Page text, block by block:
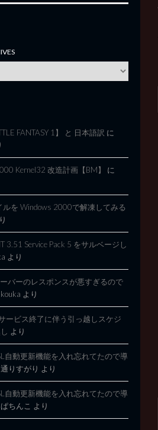
FANTASY 1】 と 日本語訳 に
Kernel32 改造計画【BM】
に
ルを Windows 2000で解凍してみる
3.51 Service Pack 5 をサルベージし
より
バーのレスポンスが悪すぎるので
kouka より
ービス終了に伴う引っ越しスケジ
より
自動更新機能を入れ忘れてたので導
通りすがり より
自動更新機能を入れ忘れてたので導
ぱちんこ より